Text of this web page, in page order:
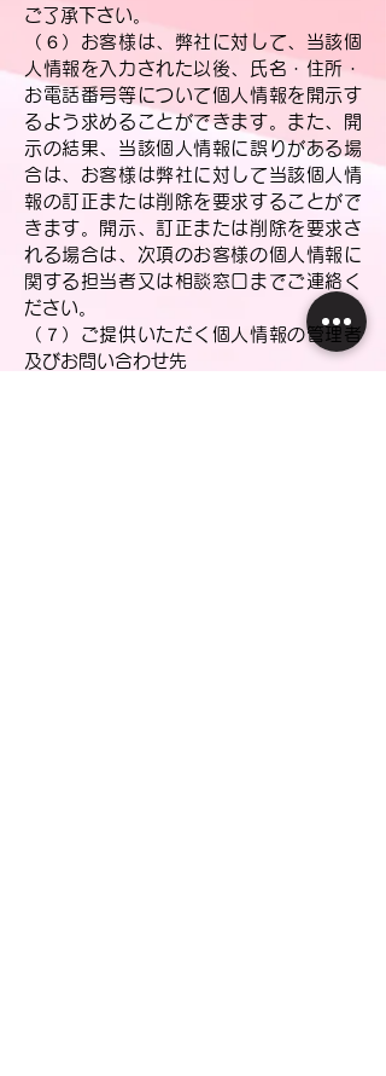
ご了承下さい。
（６）お客様は、弊社に対して、当該個
人情報を入力された以後、氏名・住所・
お電話番号等について個人情報を開示す
るよう求めることができます。また、開
示の結果、当該個人情報に誤りがある場
合は、お客様は弊社に対して当該個人情
報の訂正または削除を要求することがで
きます。開示、訂正または削除を要求さ
れる場合は、次項のお客様の個人情報に
関する担当者又は相談窓口までご連絡く
ださい。
（７）ご提供いただく個人情報の管理者
及びお問い合わせ先